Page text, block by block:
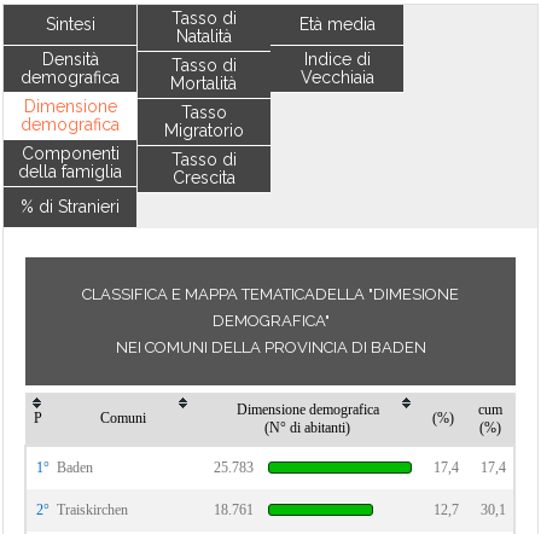
Sintesi
Densità
demografica
Dimensione
demografica
Componenti
della famiglia
% di Stranieri
Tasso di
Natalità
Tasso di
Mortalità
Tasso
Migratorio
Tasso di
Crescita
Età media
Indice di
Vecchiaia
CLASSIFICA E MAPPA TEMATICADELLA "DIMESIONE
DEMOGRAFICA"
NEI COMUNI DELLA PROVINCIA DI BADEN
P Comuni
Dimensione demografica
(N° di abitanti)
(%)
cum
(%)
1° Baden 25.783 17,4 17,4
2° Traiskirchen 18.761 12,7 30,1